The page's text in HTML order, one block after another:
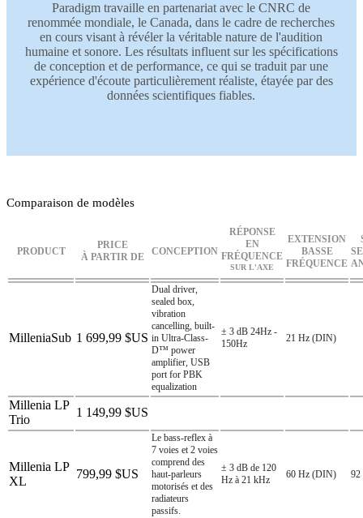
Paradigm travaille en partenariat avec le CNRC de
renommée mondiale, le Canada, dans le cadre de recherches
en cours visant à révéler la véritable nature de l'audition
humaine et sonore. Les résultats influent sur les spécifications
de conception et de performance, ce qui se traduit par une
expérience d'écoute particulièrement réaliste, étayée par des
données scientifiques fiables.
Comparaison de modèles
PRODUCT
PRICE
À PARTIR DE
CONCEPTION
RÉPONSE
EN
FRÉQUENCE
SUR L'AXE
EXTENSION
BASSE
FRÉQUENCE
MilleniaSub 1 699,99 $US
Dual driver,
sealed box,
vibration
cancelling, built-
in Ultra-Class-
D™ power
amplifier, USB
port for PBK
equalization
± 3 dB 24Hz -
150Hz
21 Hz (DIN)
Millenia LP
Trio
1 149,99 $US
Millenia LP
XL
799,99 $US
Le bass-reflex à
7 voies et 2 voies
comprend des
haut-parleurs
motorisés et des
radiateurs
passifs.
± 3 dB de 120
Hz à 21 kHz
60 Hz (DIN) 92